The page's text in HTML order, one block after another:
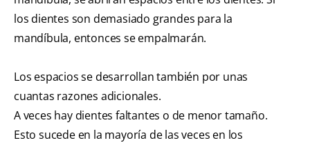
los dientes son demasiado grandes para la
mandíbula, entonces se empalmarán.
Los espacios se desarrollan también por unas
cuantas razones adicionales.
A veces hay dientes faltantes o de menor tamaño.
Esto sucede en la mayoría de las veces en los